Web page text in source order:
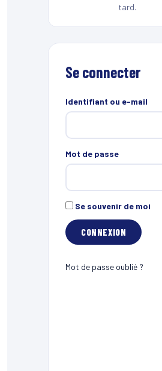
tard.
Se connecter
Identifiant ou e-mail
Mot de passe
Se souvenir de moi
Mot de passe oublié ?